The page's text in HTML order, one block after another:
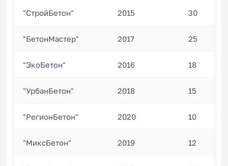
"СтройБетон" 2015 30
"БетонМастер" 2017 25
"ЭкоБетон" 2016 18
"УрбанБетон" 2018 15
"РегионБетон" 2020 10
"МиксБетон" 2019 12